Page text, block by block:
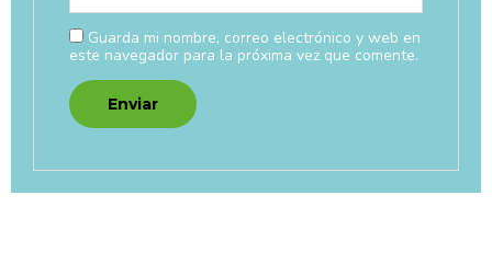
Guarda mi nombre, correo electrónico y web en
este navegador para la próxima vez que comente.